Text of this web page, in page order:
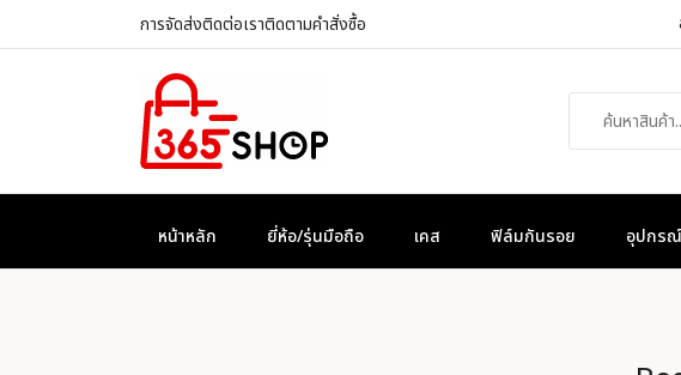
การจัดส่งติดต่อเราติดตามคำสั่งซื้อ
หน้าหลัก ยี่ห้อ/รุ่นมือถือ เคส ฟิล์มกันรอย อุปกร